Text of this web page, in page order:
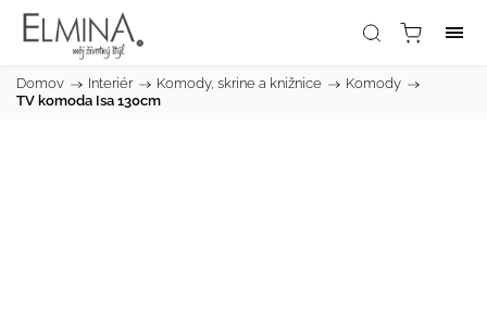
Domov / Interiér / Komody, skrine a knižnice / Komody /
TV komoda Isa 130cm